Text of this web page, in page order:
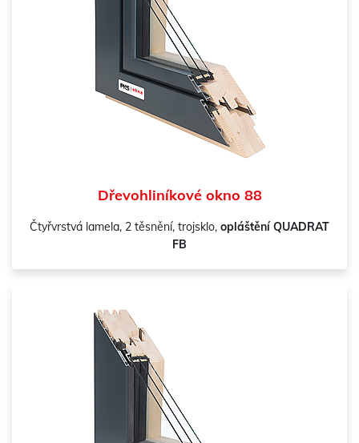
Dřevohliníkové okno 88
Čtyřvrstvá lamela, 2 těsnění, trojsklo, opláštění QUADRAT
FB